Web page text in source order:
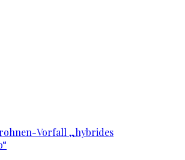
Vorfall „hybrides